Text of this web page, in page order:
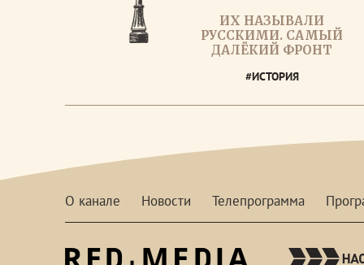
ИХ НАЗЫВАЛИ
РУССКИМИ. САМЫЙ
ДАЛЁКИЙ ФРОНТ
#ИСТОРИЯ
О канале Новости Телепрограмма